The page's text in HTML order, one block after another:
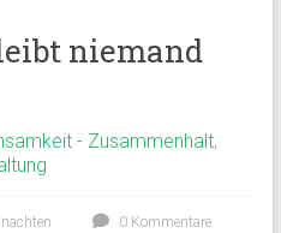
niemand
- Zusammenhalt,
0 Kommentare